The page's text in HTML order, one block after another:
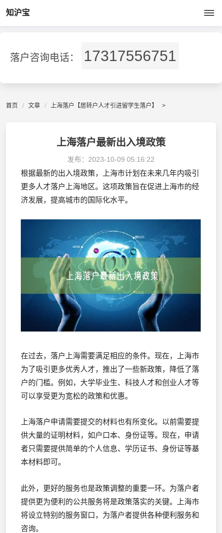
知沪宝
落户咨询电话： 17317556751
首页 文章 上海落户【居转户人才引进留学生落户】 >
上海落户最新出入境政策
发布： 2023-10-09 05:16:22
根据最新的出入境政策，上海市计划在未来几年内吸引
更多人才落户上海地区。这项政策旨在促进上海市的经
济发展，提高城市的国际化水平。
在过去，落户上海需要满足相应的条件。现在，上海市
为了吸引更多优秀人才，推出了一些新政策，降低了落
户的门槛。例如，大学毕业生、科技人才和创业人才等
可以享受更为宽松的政策和优惠。
上海落户申请需要提交的材料也有所变化。以前需要提
供大量的证明材料，如户口本、身份证等。现在，申请
者只需要提供简单的个人信息、学历证书、身份证等基
本材料即可。
此外，更好的服务也是政策调整的重要一环。为落户者
提供更为便利的公共服务将是政策落实的关键。上海市
将设立特别的服务窗口，为落户者提供各种便利服务和
咨询。